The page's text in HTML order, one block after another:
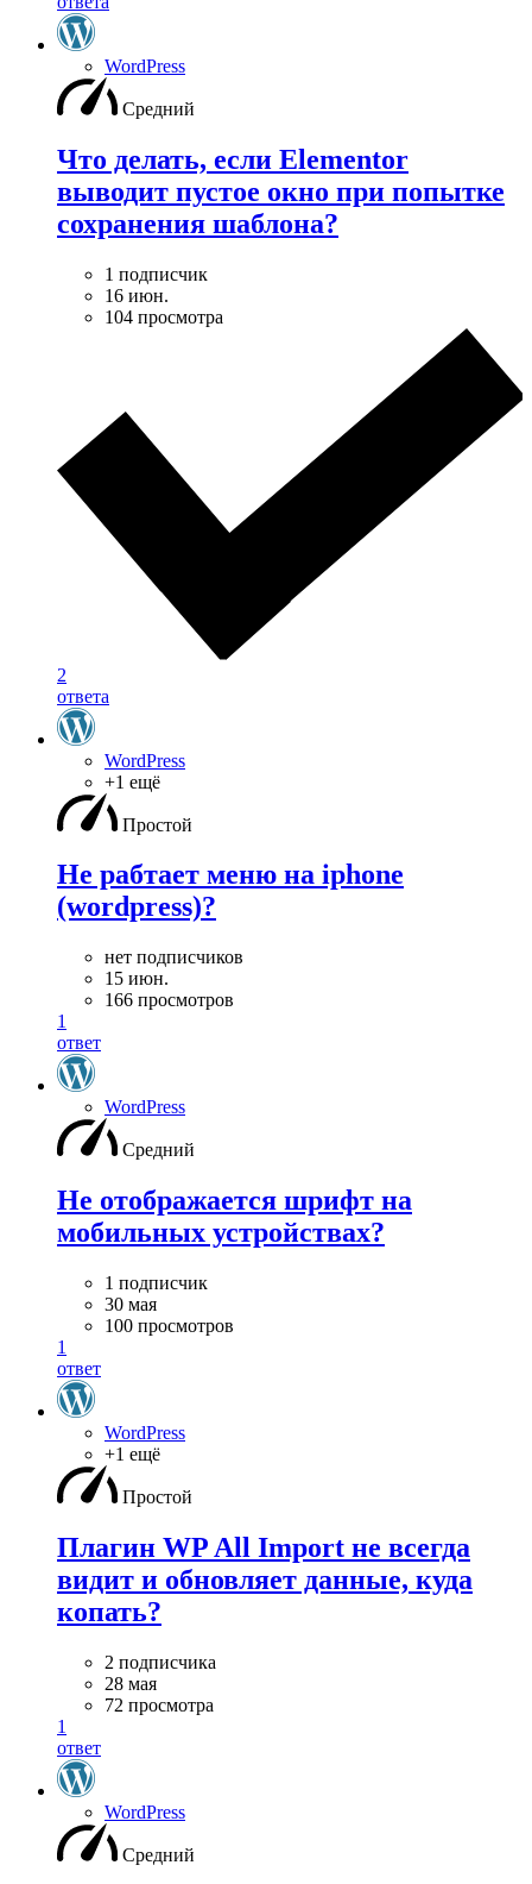
WordPress
Средний
Что делать, если Elementor
выводит пустое окно при попытке
сохранения шаблона?
1 подписчик
16 июн.
104 просмотра
2
ответа
WordPress
+1 ещё
Простой
Не рабтает меню на iphone
(wordpress)?
нет подписчиков
15 июн.
166 просмотров
1
ответ
WordPress
Средний
Не отображается шрифт на
мобильных устройствах?
1 подписчик
30 мая
100 просмотров
1
ответ
WordPress
+1 ещё
Простой
Плагин WP All Import не всегда
видит и обновляет данные, куда
копать?
2 подписчика
28 мая
72 просмотра
1
ответ
WordPress
Средний